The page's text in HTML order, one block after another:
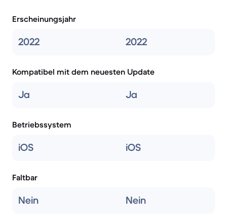
Erscheinungsjahr
2022 2022
Kompatibel mit dem neuesten Update
Ja Ja
Betriebssystem
iOS iOS
Faltbar
Nein Nein